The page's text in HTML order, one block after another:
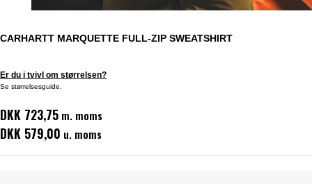
CARHARTT MARQUETTE FULL-ZIP SWEATSHIRT
Er du i tvivl om størrelsen?
Se størrelsesguide.
DKK 723,75 m. moms
DKK 579,00 u. moms